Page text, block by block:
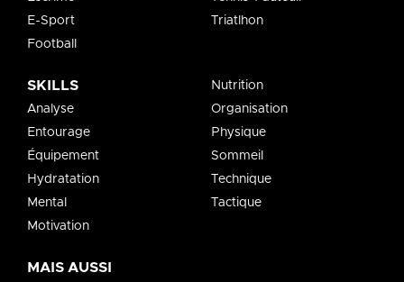
E-Sport
Football
Triatlhon
SKILLS
Analyse
Entourage
Équipement
Hydratation
Mental
Motivation
Nutrition
Organisation
Physique
Sommeil
Technique
Tactique
MAIS AUSSI